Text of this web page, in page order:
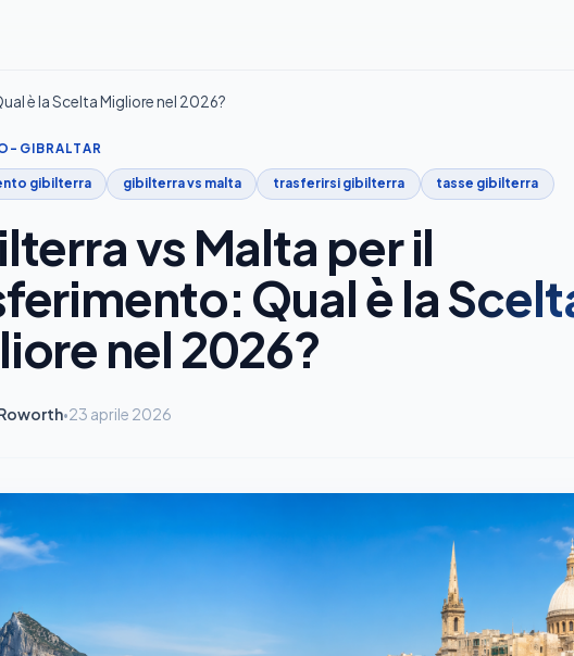
è la Scelta Migliore nel 2026?
GIBRALTAR
gibilterra gibilterra vs malta trasferirsi gibilterra tasse gibilterra
vs Malta per il
Qual è la
nel 2026?
•23 aprile 2026